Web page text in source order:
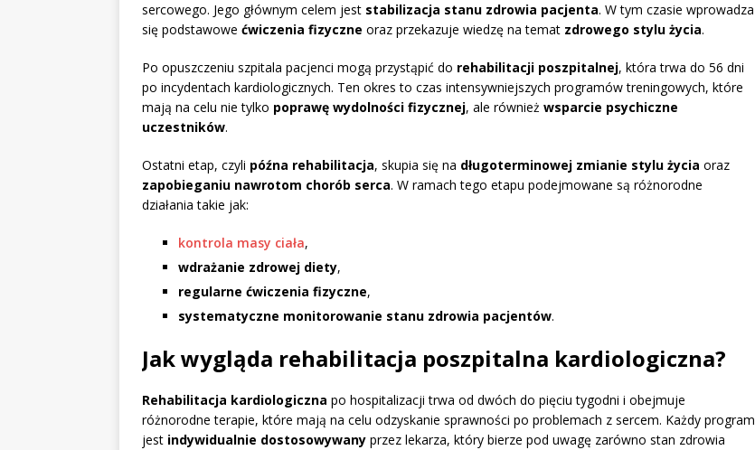
sercowego. Jego głównym celem jest stabilizacja stanu zdrowia pacjenta. W tym czasie wprowadza
się podstawowe ćwiczenia fizyczne oraz przekazuje wiedzę na temat zdrowego stylu życia.
Po opuszczeniu szpitala pacjenci mogą przystąpić do rehabilitacji poszpitalnej, która trwa do 56 dni
po incydentach kardiologicznych. Ten okres to czas intensywniejszych programów treningowych, które
mają na celu nie tylko poprawę wydolności fizycznej, ale również wsparcie psychiczne
uczestników.
Ostatni etap, czyli późna rehabilitacja, skupia się na długoterminowej zmianie stylu życia oraz
zapobieganiu nawrotom chorób serca. W ramach tego etapu podejmowane są różnorodne
działania takie jak:
kontrola masy ciała,
wdrażanie zdrowej diety,
regularne ćwiczenia fizyczne,
systematyczne monitorowanie stanu zdrowia pacjentów.
Jak wygląda rehabilitacja poszpitalna kardiologiczna?
Rehabilitacja kardiologiczna po hospitalizacji trwa od dwóch do pięciu tygodni i obejmuje
różnorodne terapie, które mają na celu odzyskanie sprawności po problemach z sercem. Każdy program
jest indywidualnie dostosowywany przez lekarza, który bierze pod uwagę zarówno stan zdrowia